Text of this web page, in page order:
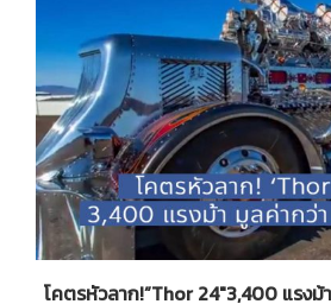
โคตรหัวลาก!”Thor 24″3,400 แรง